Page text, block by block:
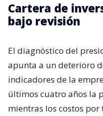
Cartera de
bajo revisión
El diagnóstico del
apunta a un deterioro
indicadores de la
últimos cuatro años la
mientras los costos